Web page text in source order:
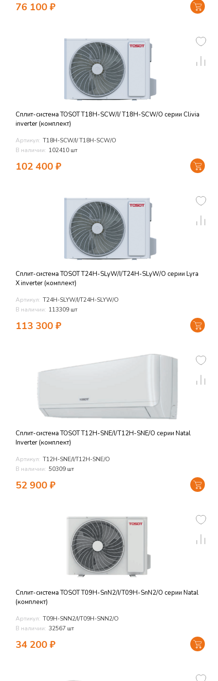
76 100₽
Сплит-система TOSOT T18H-SCW/I/ T18H-SCW/O серии Clivia
inverter (комплект)
Артикул: T18H-SCW/I/ T18H-SCW/O
В наличии: 102410 шт
102 400₽
Сплит-система TOSOT T24H-SLyW/I/T24H-SLyW/O серии Lyra
X inverter (комплект)
Артикул: T24H-SLYW/I/T24H-SLYW/O
В наличии: 113309 шт
113 300₽
Сплит-система TOSOT T12H-SNE/I/T12H-SNE/O серии Natal
Inverter (комплект)
Артикул: T12H-SNE/I/T12H-SNE/O
В наличии: 50309 шт
52 900₽
Сплит-система TOSOT T09H-SnN2/I/T09H-SnN2/O серии Natal
(комплект)
Артикул: T09H-SNN2/I/T09H-SNN2/O
В наличии: 32567 шт
34 200₽